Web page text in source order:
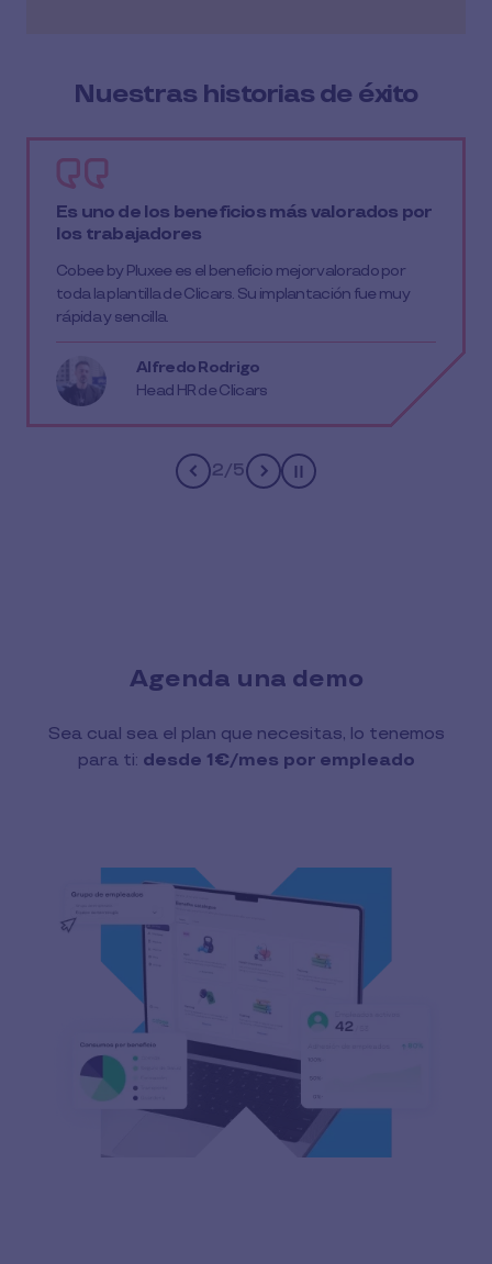
Nuestras historias de éxito
Es uno de los beneficios más valorados por
los trabajadores
Cobee by Pluxee es el beneficio mejor valorado por
toda la plantilla de Clicars. Su implantación fue muy
rápida y sencilla.
Alfredo Rodrigo
Head HR de Clicars
2/5
Agenda una demo
Sea cual sea el plan que necesitas, lo tenemos
para ti: desde 1€/mes por empleado